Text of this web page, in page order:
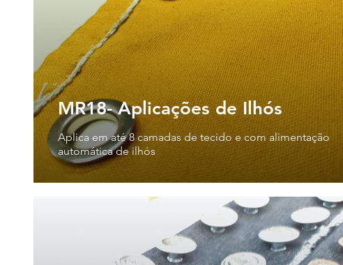
MR18- Aplicações de Ilhós
Aplica em até 8 camadas de tecido e com alimentação
automática de ilhós